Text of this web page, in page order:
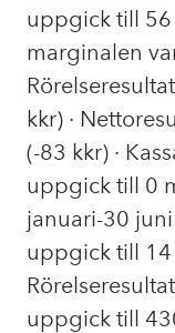
uppgick till 56
marginalen
kkr) ·
(-83 kkr) ·
uppgick till 0
januari-30
uppgick till 14
uppgick till